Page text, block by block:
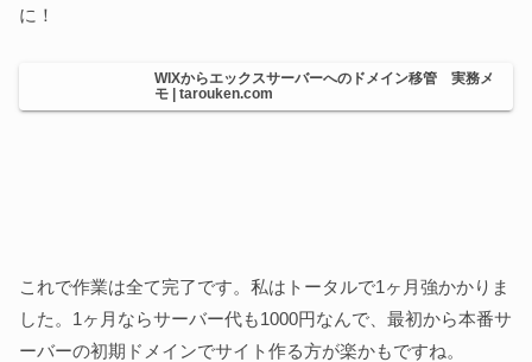
に！
WIXからエックスサーバーへのドメイン移管 実務メ
モ | tarouken.com
これで作業は全て完了です。私はトータルで1ヶ月強かかりま
した。1ヶ月ならサーバー代も1000円なんで、最初から本番サ
ーバーの初期ドメインでサイト作る方が楽かもですね。